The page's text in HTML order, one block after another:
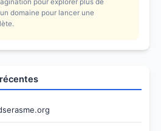
pour explorer plus de
domaine pour lancer une